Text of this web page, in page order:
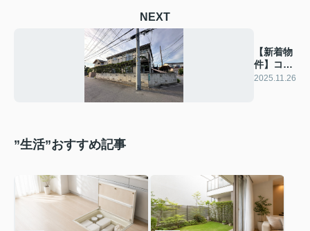
NEXT
【新着物
件】コー
ポスガ
2025.11.26
”生活”おすすめ記事